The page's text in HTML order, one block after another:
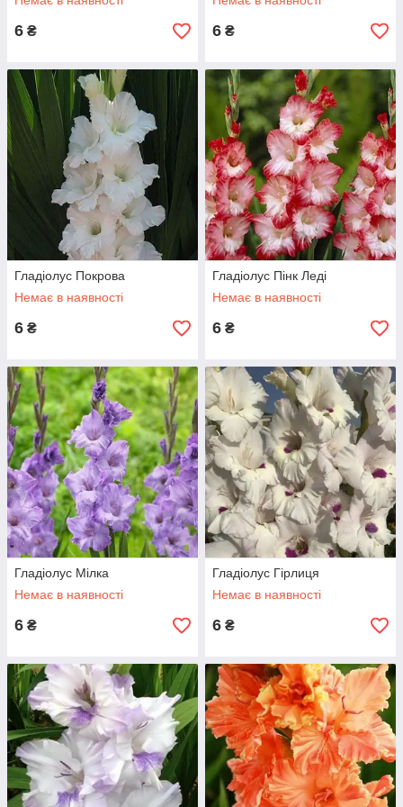
6 ₴ 6 ₴
Гладіолус Покрова
Немає в наявності
6 ₴
Гладіолус Пінк Леді
Немає в наявності
6 ₴
Гладіолус Мілка
Немає в наявності
6 ₴
Гладіолус Гірлиця
Немає в наявності
6 ₴